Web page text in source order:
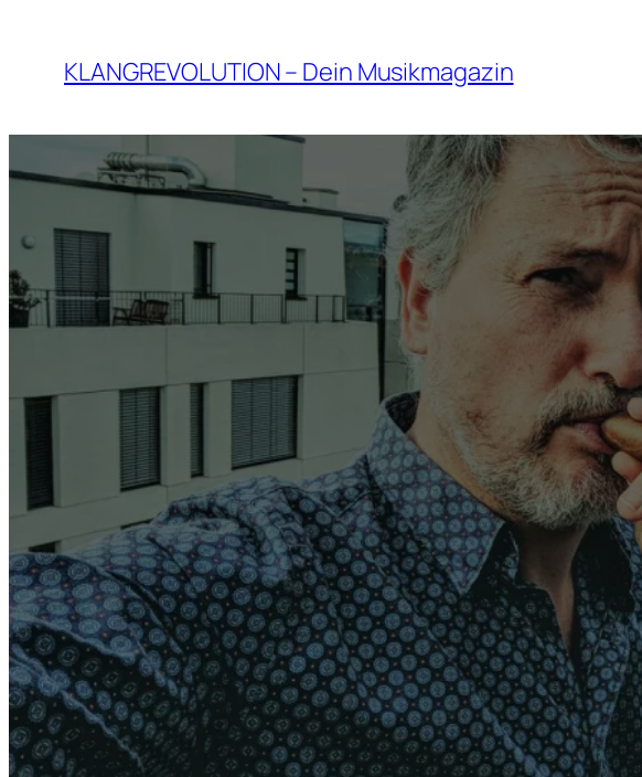
Inhalt
springen
KLANGREVOLUTION – Dein Musikmagazin